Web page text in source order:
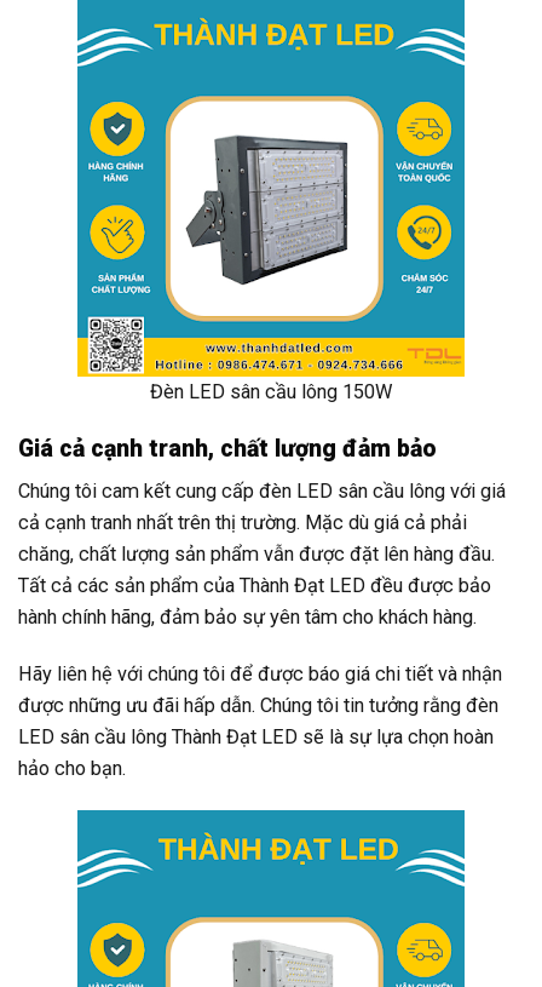
Đèn LED sân cầu lông 150W
Giá cả cạnh tranh, chất lượng đảm bảo
Chúng tôi cam kết cung cấp đèn LED sân cầu lông với giá
cả cạnh tranh nhất trên thị trường. Mặc dù giá cả phải
chăng, chất lượng sản phẩm vẫn được đặt lên hàng đầu.
Tất cả các sản phẩm của Thành Đạt LED đều được bảo
hành chính hãng, đảm bảo sự yên tâm cho khách hàng.
Hãy liên hệ với chúng tôi để được báo giá chi tiết và nhận
được những ưu đãi hấp dẫn. Chúng tôi tin tưởng rằng đèn
LED sân cầu lông Thành Đạt LED sẽ là sự lựa chọn hoàn
hảo cho bạn.